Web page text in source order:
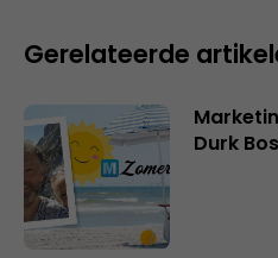
Gerelateerde
Durk